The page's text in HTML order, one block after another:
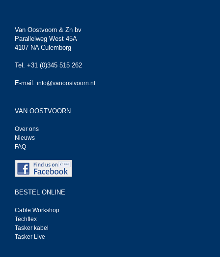
Van Oostvoorn & Zn bv
Parallelweg West 45A
4107 NA Culemborg
Tel. +31 (0)345 515 262
E-mail: info@vanoostvoorn.nl
VAN OOSTVOORN
Over ons
Nieuws
FAQ
BESTEL ONLINE
Cable Workshop
Techflex
Tasker kabel
Tasker Live